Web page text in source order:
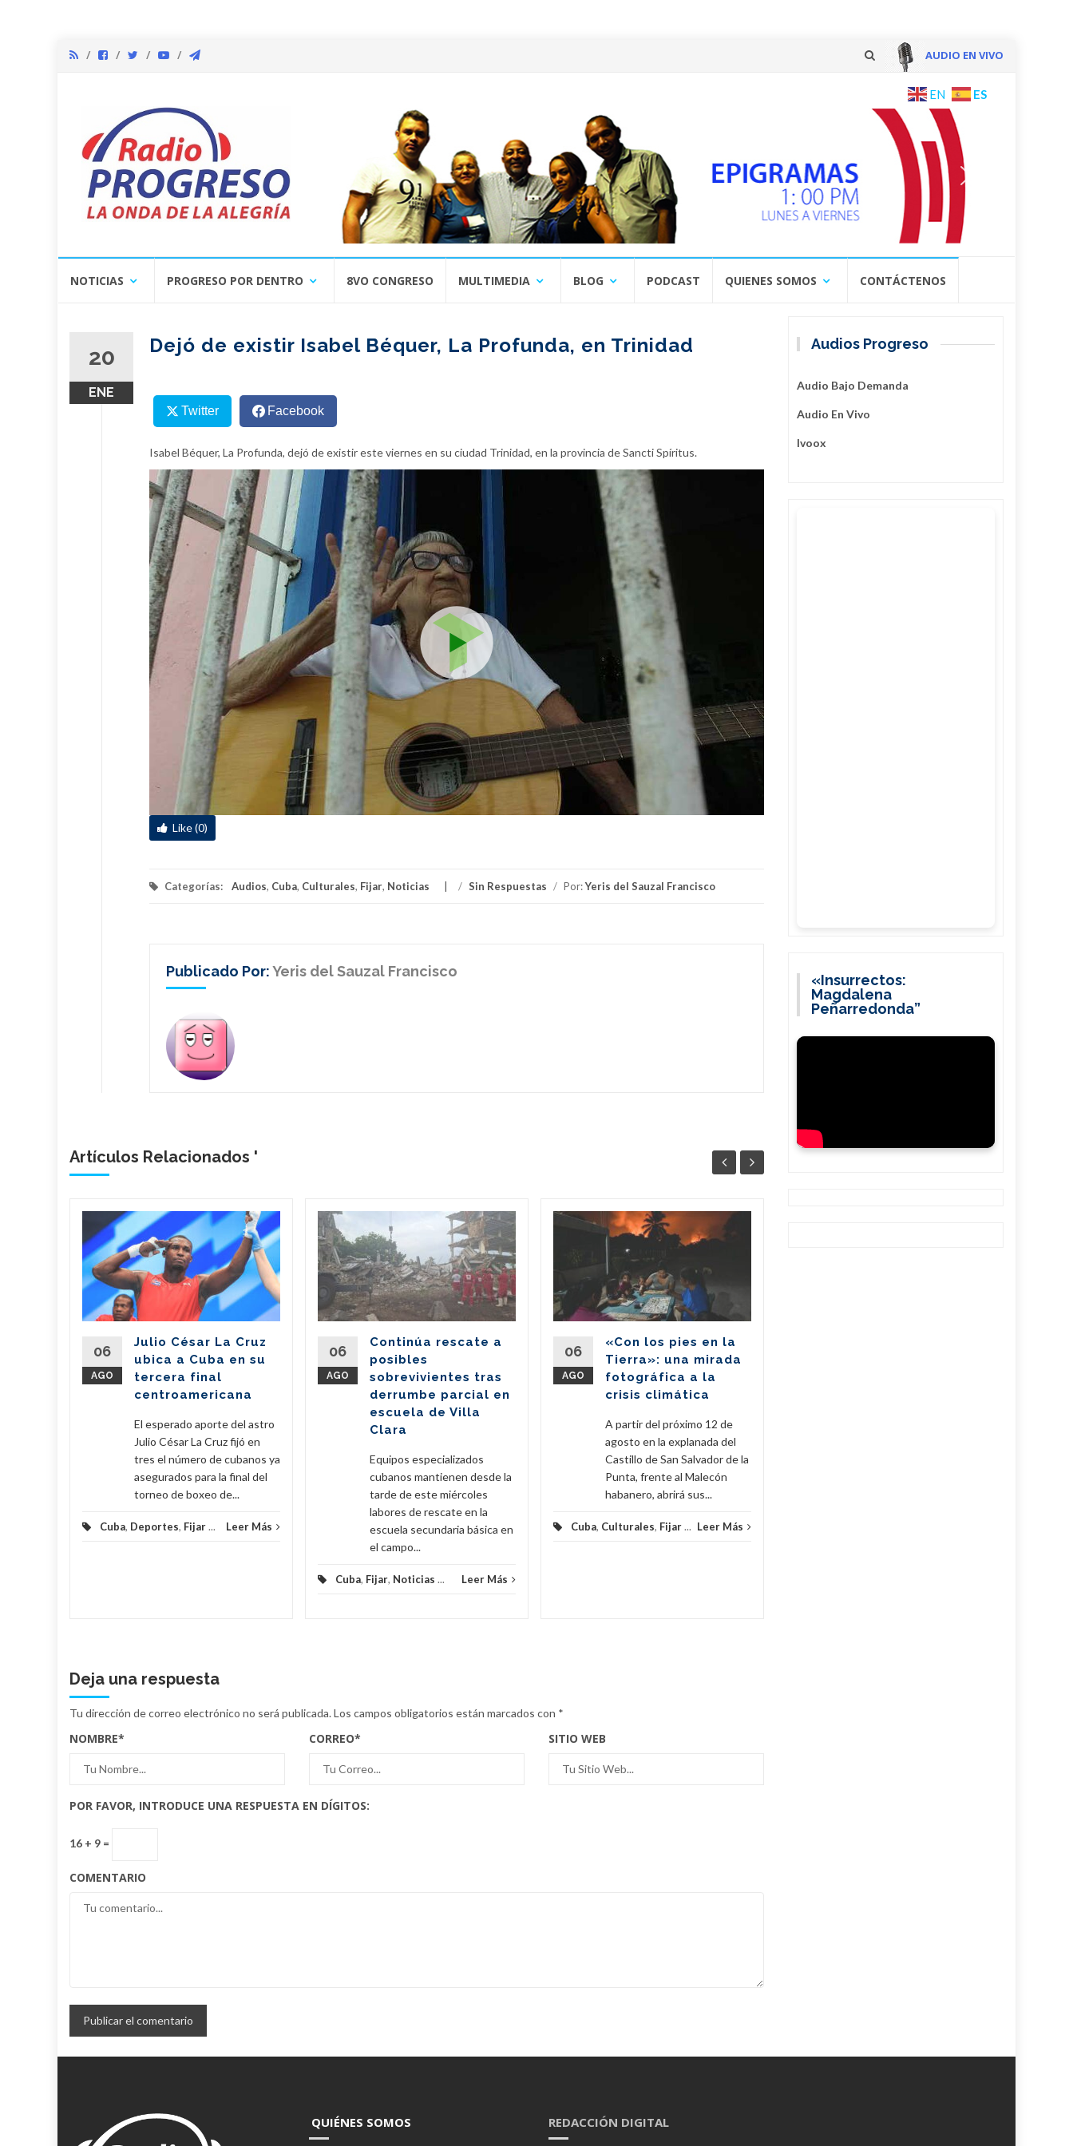
AUDIO EN VIVO
content
EN ES
NOTICIAS PROGRESO POR DENTRO 8VO CONGRESO MULTIMEDIA BLOG PODCAST QUIENES SOMOS CONTÁCTENOS
20
ENE
Dejó de existir Isabel Béquer, La Profunda, en Trinidad
Twitter Facebook
Isabel Béquer, La Profunda, dejó de existir este viernes en su ciudad Trinidad, en la provincia de Sancti Spíritus.
Like (0)
Categorías: Audios, Cuba, Culturales, Fijar, Noticias / Sin Respuestas / Por:Yeris del Sauzal Francisco
Publicado Por:Yeris del Sauzal Francisco
Artículos Relacionados '
06
AGO
Julio César La Cruz
ubica a Cuba en su
tercera final
centroamericana
El esperado aporte del astro
Julio César La Cruz fijó en
tres el número de cubanos ya
asegurados para la final del
torneo de boxeo de...
Cuba, Deportes, Fijar... Leer Más
06
AGO
Continúa rescate a
posibles
sobrevivientes tras
derrumbe parcial en
escuela de Villa
Clara
Equipos especializados
cubanos mantienen desde la
tarde de este miércoles
labores de rescate en la
escuela secundaria básica en
el campo...
Cuba, Fijar, Noticias ... Leer Más
06
AGO
«Con los pies en la
Tierra»: una mirada
fotográfica a la
crisis climática
A partir del próximo 12 de
agosto en la explanada del
Castillo de San Salvador de la
Punta, frente al Malecón
habanero, abrirá sus...
Cuba, Culturales, Fijar... Leer Más
Deja una respuesta
Tu dirección de correo electrónico no será publicada.Los campos obligatorios están marcados con *
NOMBRE* CORREO* SITIO WEB
POR FAVOR, INTRODUCE UNA RESPUESTA EN DÍGITOS:
16 + 9 =
COMENTARIO
Audios Progreso
Audio Bajo Demanda
Audio En Vivo
Ivoox
«Insurrectos:
Magdalena
Peñarredonda”
QUIÉNES SOMOS REDACCIÓN DIGITAL